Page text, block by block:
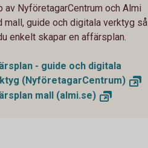
av NyföretagarCentrum och Almi
mall, guide och digitala verktyg så
enkelt skapar en affärsplan.
- guide och digitala
(NyföretagarCentrum)
mall (almi.se)